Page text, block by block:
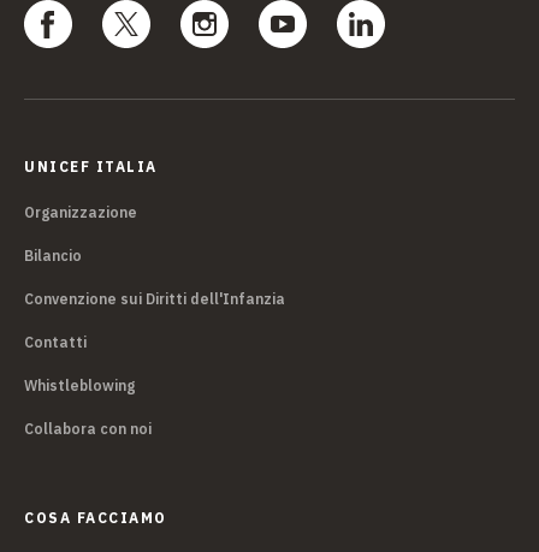
UNICEF ITALIA
Organizzazione
Bilancio
Convenzione sui Diritti dell'Infanzia
Contatti
Whistleblowing
Collabora con noi
COSA FACCIAMO